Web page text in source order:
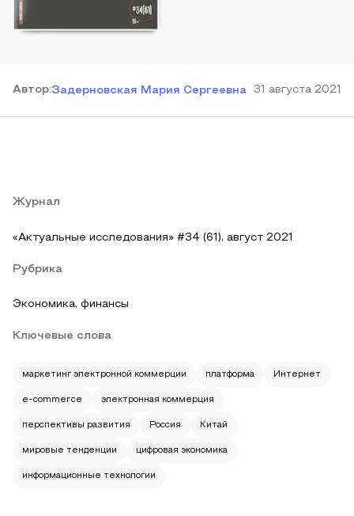
Автор:Задерновская Мария Сергеевна 31 августа 2021
Журнал
«Актуальные исследования» #34 (61), август 2021
Рубрика
Экономика, финансы
Ключевые слова
маркетинг электронной коммерции платформа Интернет
e-commerce электронная коммерция
перспективы развития Россия Китай
мировые тенденции цифровая экономика
информационные технологии